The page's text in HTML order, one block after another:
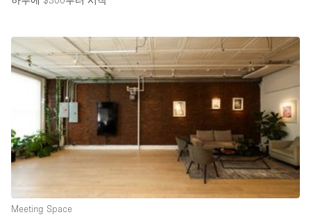
Other
Photo / Filming Studio
Restaurant / Bar / Cafe
Rooftop
Salon
Shop Share
Truck
Meeting Space